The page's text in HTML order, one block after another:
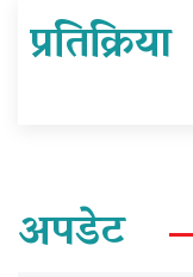
प्रतिक्रिया
अपडेट